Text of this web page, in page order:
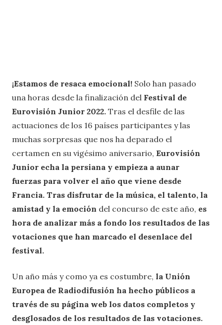
¡Estamos de resaca emocional! Solo han pasado
una horas desde la finalización del Festival de
Eurovisión Junior 2022. Tras el desfile de las
actuaciones de los 16 países participantes y las
muchas sorpresas que nos ha deparado el
certamen en su vigésimo aniversario, Eurovisión
Junior echa la persiana y empieza a aunar
fuerzas para volver el año que viene desde
Francia. Tras disfrutar de la música, el talento, la
amistad y la emoción del concurso de este año, es
hora de analizar más a fondo los resultados de las
votaciones que han marcado el desenlace del
festival.
Un año más y como ya es costumbre, la Unión
Europea de Radiodifusión ha hecho públicos a
través de su página web los datos completos y
desglosados de los resultados de las votaciones.